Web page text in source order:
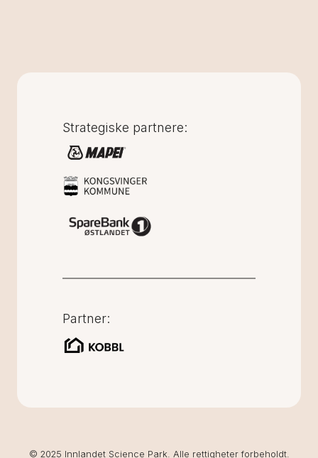
Strategiske partnere:
Partner:
© 2025 Innlandet Science Park. Alle rettigheter forbeholdt.